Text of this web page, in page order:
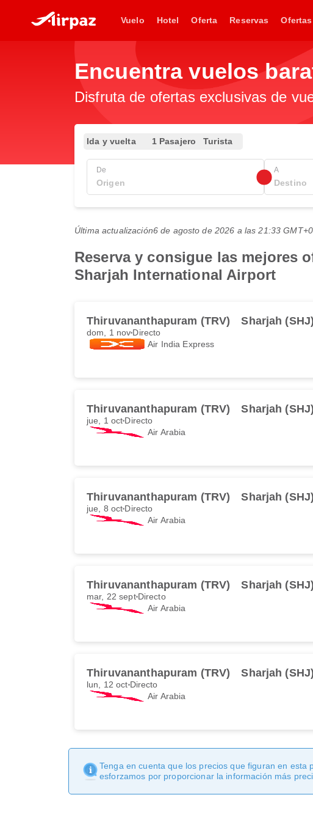
Vuelo Hotel Oferta Reservas Ofertas
Encuentra vuelos
Disfruta de ofertas exclusivas de
Ida y vuelta 1 Pasajero Turista
De A
Última actualización6 de agosto de 2026 a las 21:33 GMT+0
Reserva y consigue las mejores
Sharjah International Airport
Thiruvananthapuram (TRV) Sharjah (SHJ)
dom, 1 nov Directo
Air India Express
Thiruvananthapuram (TRV) Sharjah (SHJ)
jue, 1 oct Directo
Air Arabia
Thiruvananthapuram (TRV) Sharjah (SHJ)
jue, 8 oct Directo
Air Arabia
Thiruvananthapuram (TRV) Sharjah (SHJ)
mar, 22 septDirecto
Air Arabia
Thiruvananthapuram (TRV) Sharjah (SHJ)
lun, 12 oct Directo
Air Arabia
Tenga en cuenta que los precios que figuran en
esforzamos por proporcionar la información más